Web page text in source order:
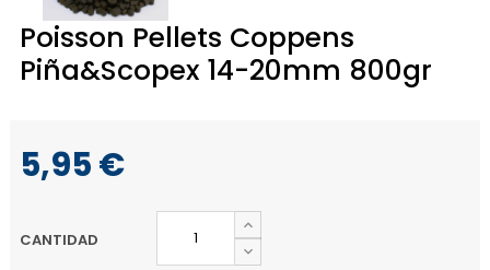
Poisson Pellets Coppens
Piña&Scopex 14-20mm 800gr
5,95 €
CANTIDAD